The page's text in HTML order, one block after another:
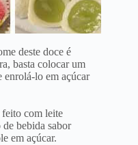
deste doce é
basta colocar um
enrolá-lo em açúcar
com leite
bebida sabor
em açúcar.